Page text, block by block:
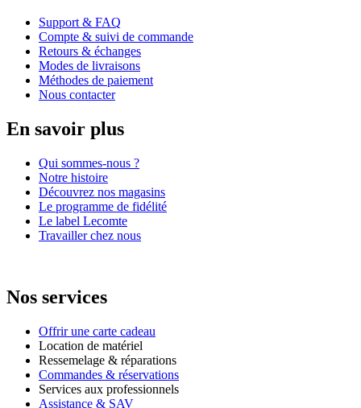
Support & FAQ
Compte & suivi de commande
Retours & échanges
Modes de livraisons
Méthodes de paiement
Nous contacter
En savoir plus
Qui sommes-nous ?
Notre histoire
Découvrez nos magasins
Le programme de fidélité
Le label Lecomte
Travailler chez nous
Nos services
Offrir une carte cadeau
Location de matériel
Ressemelage & réparations
Commandes & réservations
Services aux professionnels
Assistance & SAV